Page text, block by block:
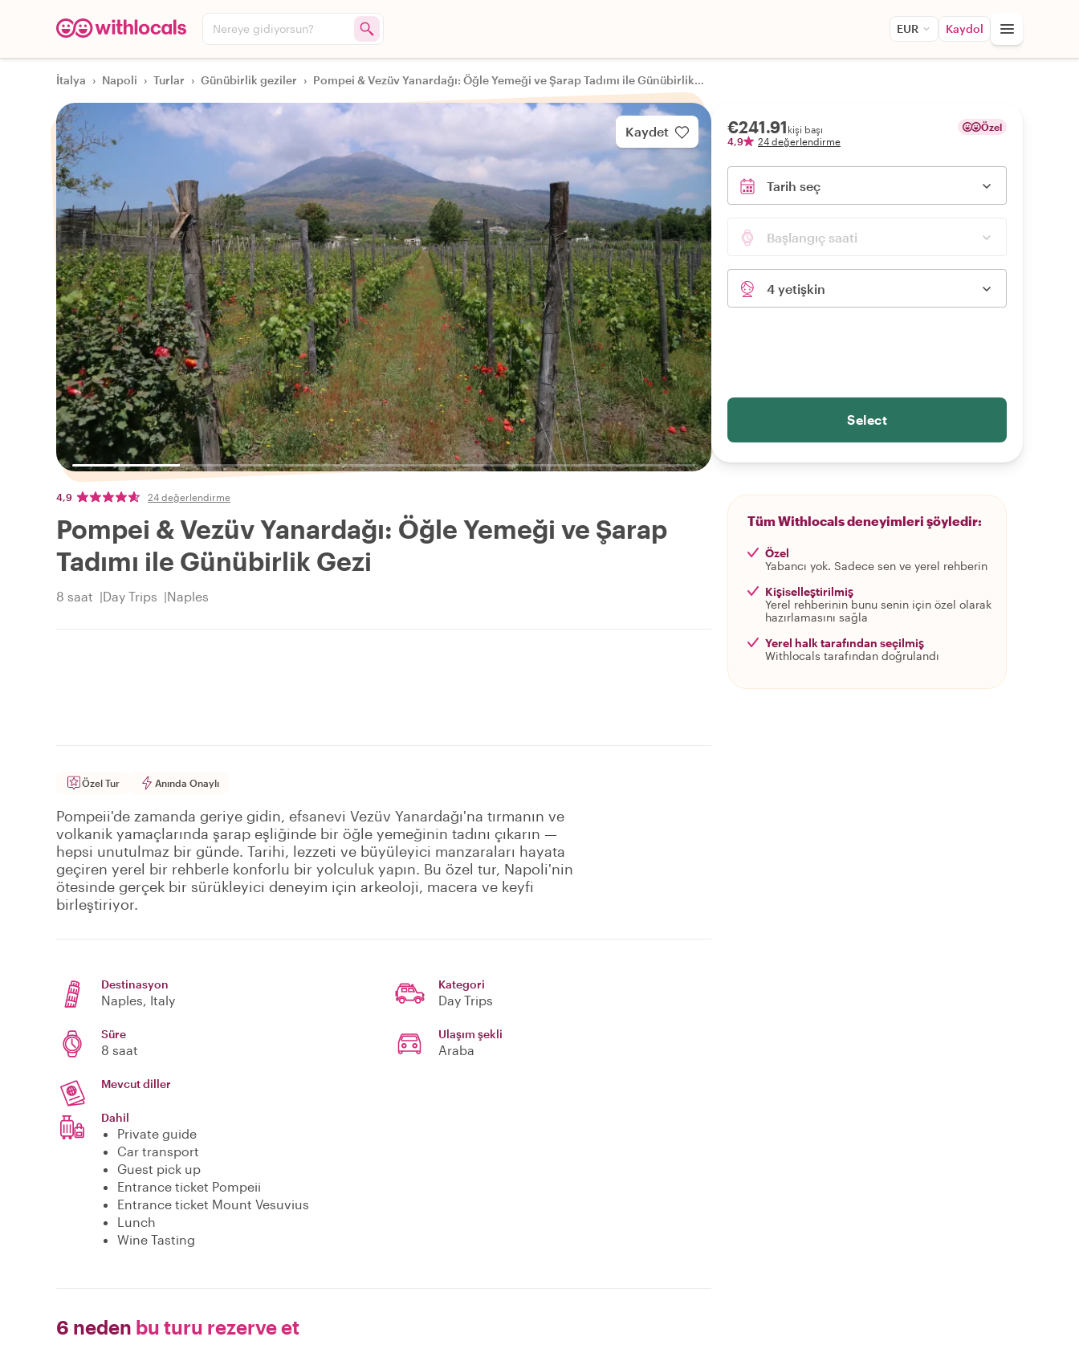
Nereye gidiyorsun? EUR Kaydol
İtalya › Napoli › Turlar › Günübirlik geziler › Pompei & Vezüv Yanardağı: Öğle Yemeği ve Şarap Tadımı ile Günübirlik Gezi
Kaydet
4,9 24 değerlendirme
Pompei & Vezüv Yanardağı: Öğle Yemeği ve Şarap
Tadımı ile Günübirlik Gezi
8 saat Day Trips Naples
Özel Tur Anında Onaylı
Pompeii'de zamanda geriye gidin, efsanevi Vezüv Yanardağı'na tırmanın ve
volkanik yamaçlarında şarap eşliğinde bir öğle yemeğinin tadını çıkarın —
hepsi unutulmaz bir günde. Tarihi, lezzeti ve büyüleyici manzaraları hayata
geçiren yerel bir rehberle konforlu bir yolculuk yapın. Bu özel tur, Napoli'nin
ötesinde gerçek bir sürükleyici deneyim için arkeoloji, macera ve keyfi
birleştiriyor.
Destinasyon
Naples, Italy
Kategori
Day Trips
Süre
8 saat
Ulaşım şekli
Araba
Mevcut diller
Dahil
Private guide
Car transport
Guest pick up
Entrance ticket Pompeii
Entrance ticket Mount Vesuvius
Lunch
Wine Tasting
6 neden bu turu rezerve et
€241.91 kişi başı
4,9
24 değerlendirme
Özel
Tarih seç
Başlangıç saati
4 yetişkin
Select
Tüm Withlocals deneyimleri şöyledir:
Özel
Yabancı yok. Sadece sen ve yerel rehberin
Kişiselleştirilmiş
Yerel rehberinin bunu senin için özel olarak
hazırlamasını sağla
Yerel halk tarafından seçilmiş
Withlocals tarafından doğrulandı